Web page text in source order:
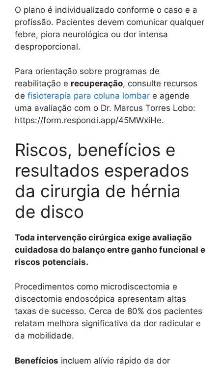
O plano é individualizado conforme o caso e a
profissão. Pacientes devem comunicar qualquer
febre, piora neurológica ou dor intensa
desproporcional.
Para orientação sobre programas de
reabilitação e recuperação, consulte recursos
de fisioterapia para coluna lombar e agende
uma avaliação com o Dr. Marcus Torres Lobo:
https://form.respondi.app/45MWxiHe.
Riscos, benefícios e
resultados esperados
da cirurgia de hérnia
de disco
Toda intervenção cirúrgica exige avaliação
cuidadosa do balanço entre ganho funcional e
riscos potenciais.
Procedimentos como microdiscectomia e
discectomia endoscópica apresentam altas
taxas de sucesso. Cerca de 80% dos pacientes
relatam melhora significativa da dor radicular e
da mobilidade.
Benefícios incluem alívio rápido da dor